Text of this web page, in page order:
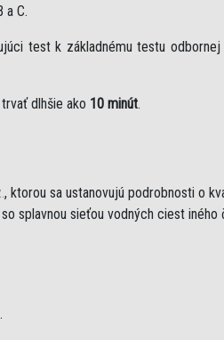
a C.
test k základnému testu
dlhšie ako 10 minút.
, ktorou sa ustanovujú podrobnosti o
splavnou sieťou vodných ciest
.